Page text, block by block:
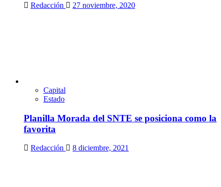
Redacción 27 noviembre, 2020
Capital
Estado
Planilla Morada del SNTE se posiciona como la
favorita
Redacción 8 diciembre, 2021